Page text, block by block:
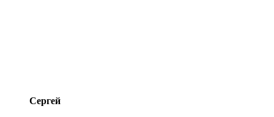
Сергей